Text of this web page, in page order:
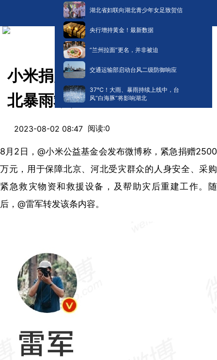
湖北省妇联向湖北青少年女足致贺信
央行增持黄金！最新数据
“兰州拉面”更名，并非被迫
交通运输部启动台风二级防御响应
​37℃！大雨、暴雨持续上线中，台
风“白海豚”将影响湖北
小米捐赠2500万驰援北京河
北暴雨救灾
2023-08-02 08:47 阅读:0
8月2日，@小米公益基金会发布微博称，紧急捐赠2500
万元，用于保障北京、河北受灾群众的人身安全、采购
紧急救灾物资和救援设备，及帮助灾后重建工作。随
后，@雷军转发该条内容。